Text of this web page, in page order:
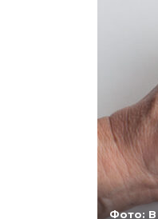
Фото: В